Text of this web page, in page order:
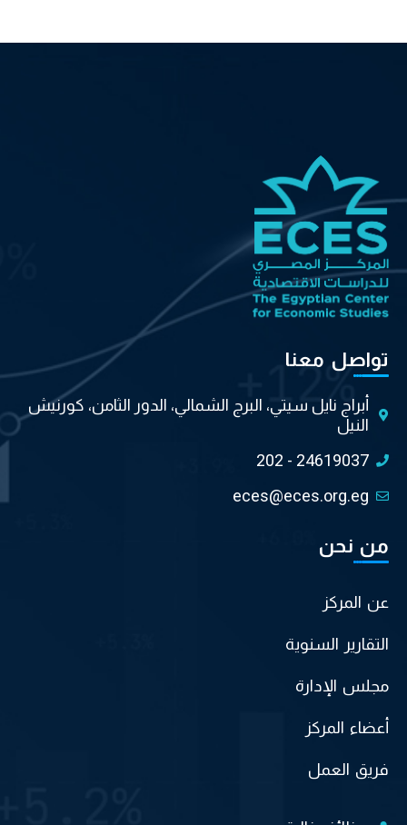
تواصل معنا
أبراج نايل سيتي، البرج الشمالي، الدور الثامن، كورنيش
النيل
202 - 24619037
eces@eces.org.eg
من نحن
عن المركز
التقارير السنوية
مجلس الإدارة
أعضاء المركز
فريق العمل